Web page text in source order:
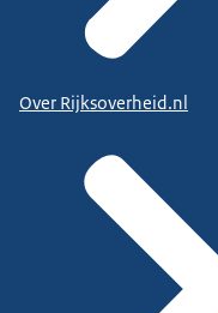
Over Rijksoverheid.nl